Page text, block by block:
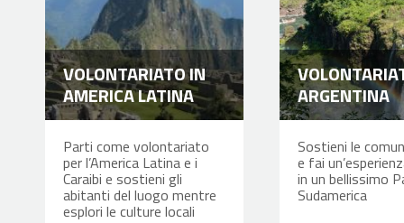
VOLONTARIATO IN
AMERICA LATINA
Parti come volontariato
per l’America Latina e i
Caraibi e sostieni gli
abitanti del luogo mentre
esplori le culture locali
ARGENTINA
Sostieni le
e fai
in un bellissimo
Sudamerica